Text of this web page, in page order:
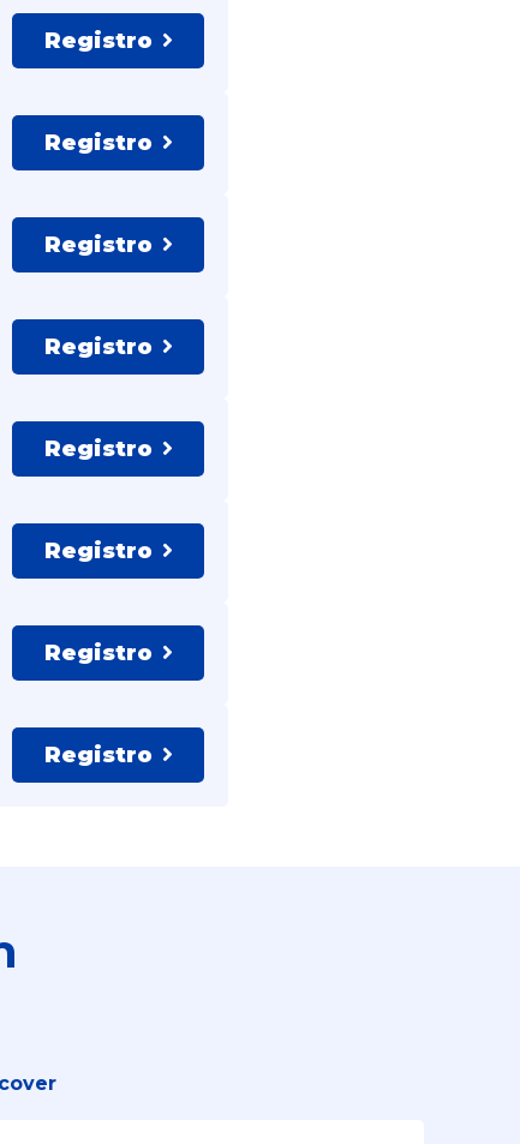
Registro
Registro
Registro
Registro
Registro
Registro
Registro
Registro